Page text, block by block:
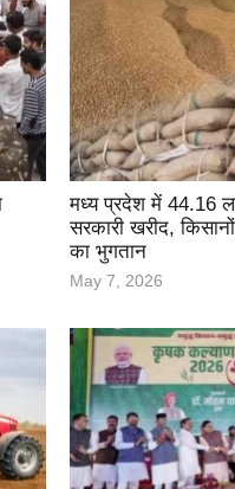
मध्य प्रदेश में 44.16
सरकारी खरीद,
का भुगतान
May 7, 2026